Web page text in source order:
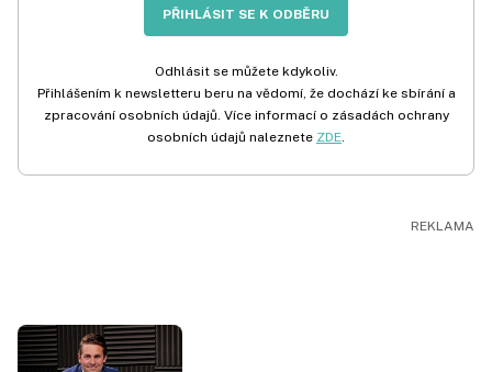
PŘIHLÁSIT SE K ODBĚRU
Odhlásit se můžete kdykoliv.
Přihlášením k newsletteru beru na vědomí, že dochází ke sbírání a
zpracování osobních údajů. Více informací o zásadách ochrany
osobních údajů naleznete ZDE.